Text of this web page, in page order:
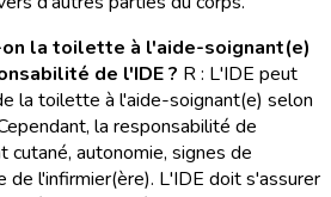
la toilette à l'aide-soignant(e)
de l'IDE ? R : L'IDE peut
la toilette à l'aide-soignant(e) selon
la responsabilité de
cutané, autonomie, signes de
de l'infirmier(ère). L'IDE doit s'assurer